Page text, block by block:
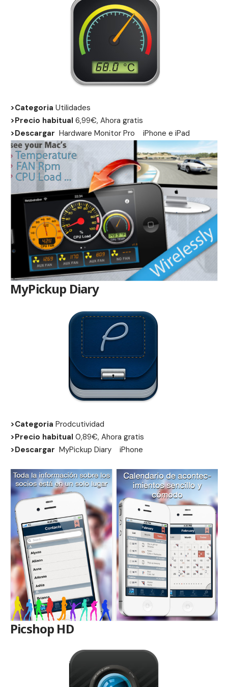
>Categoria Utilidades
>Precio habitual 6,99€, Ahora gratis
>Descargar Hardware Monitor Pro iPhone e iPad
MyPickup Diary
>Categoria Prodcutividad
>Precio habitual 0,89€, Ahora gratis
>Descargar MyPickup Diary iPhone
Picshop HD